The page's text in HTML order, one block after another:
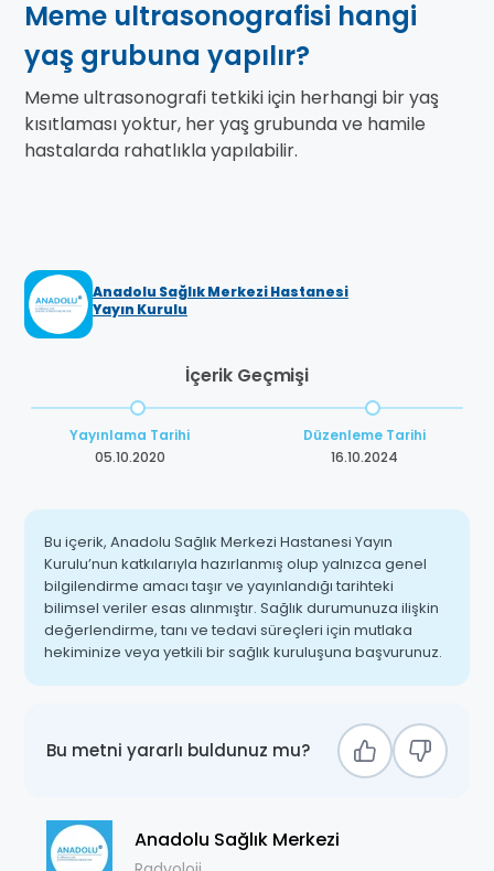
Meme ultrasonografisi hangi
yaş grubuna yapılır?
Meme ultrasonografi tetkiki için herhangi bir yaş
kısıtlaması yoktur, her yaş grubunda ve hamile
hastalarda rahatlıkla yapılabilir.
Anadolu Sağlık Merkezi Hastanesi
Yayın Kurulu
İçerik Geçmişi
Yayınlama Tarihi
05.10.2020
Düzenleme Tarihi
16.10.2024
Bu içerik, Anadolu Sağlık Merkezi Hastanesi Yayın
Kurulu’nun katkılarıyla hazırlanmış olup yalnızca genel
bilgilendirme amacı taşır ve yayınlandığı tarihteki
bilimsel veriler esas alınmıştır. Sağlık durumunuza ilişkin
değerlendirme, tanı ve tedavi süreçleri için mutlaka
hekiminize veya yetkili bir sağlık kuruluşuna başvurunuz.
Bu metni yararlı buldunuz mu?
Anadolu Sağlık Merkezi